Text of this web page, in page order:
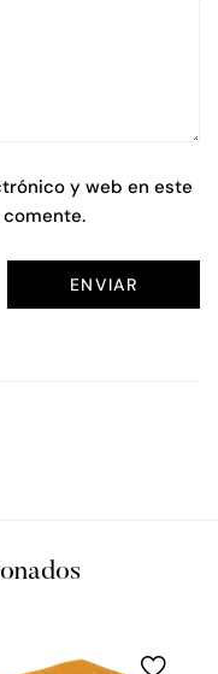
y web en este
comente.